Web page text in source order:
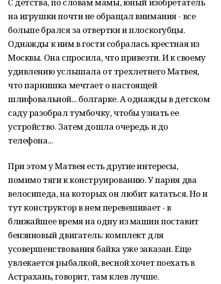
на игрушки почти не обращал внимания - все
больше брался за отвертки и плоскогубцы.
Однажды к ним в гости собралась крестная из
Москвы. Она спросила, что привезти. И к своему
удивлению услышала от трехлетнего Матвея,
что парнишка мечтает о настоящей
шлифовальной... болгарке. А однажды в детском
саду разобрал тумбочку, чтобы узнать ее
устройство. Затем дошла очередь и до
телефона...
При этом у Матвея есть другие интересы,
помимо тяги к конструированию. У парня два
велосипеда, на которых он любит кататься. Но и
тут конструктор в нем перевешивает - в
ближайшее время на одну из машин поставит
бензиновый двигатель: комплект для
усовершенствования байка уже заказан. Еще
увлекается рыбалкой, весной хочет поехать в
Астрахань, говорит, там клев лучше.